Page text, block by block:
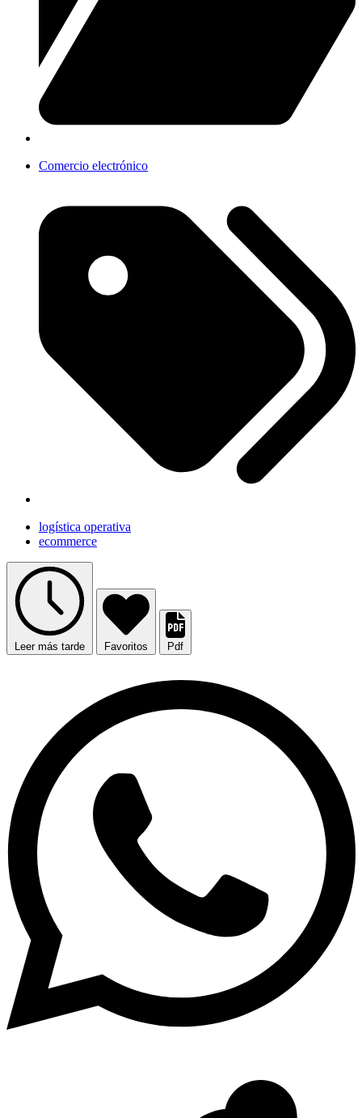
Comercio electrónico
logística operativa
ecommerce
Leer más tarde Favoritos Pdf